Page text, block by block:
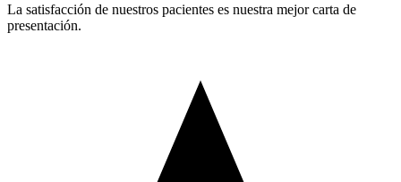
La satisfacción de nuestros pacientes es nuestra mejor carta de
presentación.